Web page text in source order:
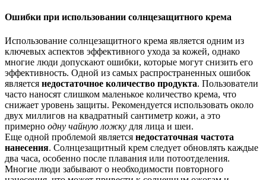
Ошибки при использовании солнцезащитного крема
Использование солнцезащитного крема является одним из
ключевых аспектов эффективного ухода за кожей, однако
многие люди допускают ошибки, которые могут снизить его
эффективность. Одной из самых распространенных ошибок
является недостаточное количество продукта. Пользователи
часто наносят слишком маленькое количество крема, что
снижает уровень защиты. Рекомендуется использовать около
двух миллигов на квадратный сантиметр кожи, а это
примерно одну чайную ложку для лица и шеи.
Еще одной проблемой является недостаточная частота
нанесения. Солнцезащитный крем следует обновлять каждые
два часа, особенно после плавания или потоотделения.
Многие люди забывают о необходимости повторного